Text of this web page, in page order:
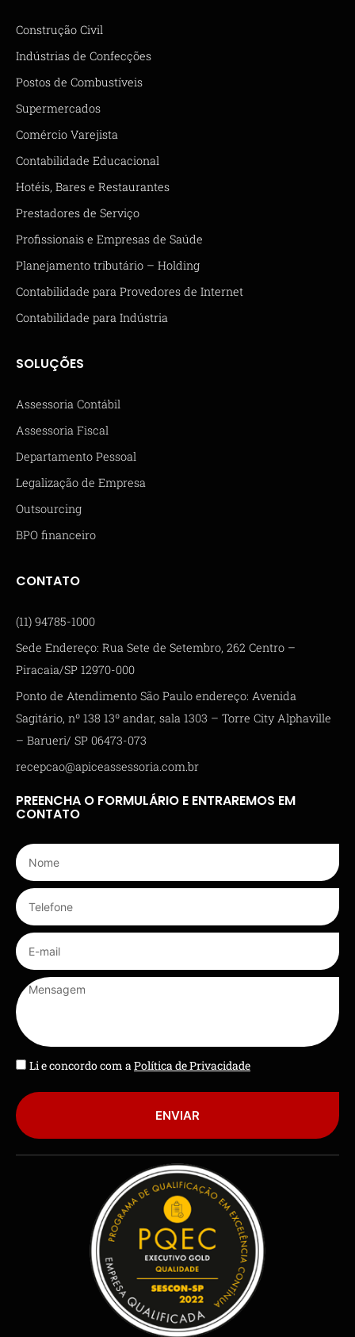
Construção Civil
Indústrias de Confecções
Postos de Combustíveis
Supermercados
Comércio Varejista
Contabilidade Educacional
Hotéis, Bares e Restaurantes
Prestadores de Serviço
Profissionais e Empresas de Saúde
Planejamento tributário – Holding
Contabilidade para Provedores de Internet
Contabilidade para Indústria
SOLUÇÕES
Assessoria Contábil
Assessoria Fiscal
Departamento Pessoal
Legalização de Empresa
Outsourcing
BPO financeiro
CONTATO
(11) 94785-1000
Sede Endereço: Rua Sete de Setembro, 262 Centro –
Piracaia/SP 12970-000
Ponto de Atendimento São Paulo endereço: Avenida
Sagitário, nº 138 13º andar, sala 1303 – Torre City Alphaville
– Barueri/ SP 06473-073
recepcao@apiceassessoria.com.br
PREENCHA O FORMULÁRIO E ENTRAREMOS EM
CONTATO
Li e concordo com aPolítica de Privacidade
ENVIAR